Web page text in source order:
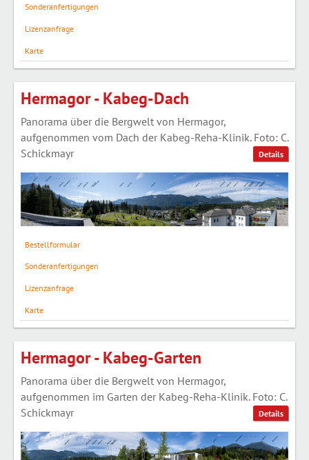
Sonderanfertigungen
Lizenzanfrage
Karte
Details
Hermagor - Kabeg-Dach
Panorama über die Bergwelt von Hermagor,
aufgenommen vom Dach der Kabeg-Reha-Klinik. Foto: C.
Schickmayr
Bestellformular
Sonderanfertigungen
Lizenzanfrage
Karte
Details
Hermagor - Kabeg-Garten
Panorama über die Bergwelt von Hermagor,
aufgenommen im Garten der Kabeg-Reha-Klinik. Foto: C.
Schickmayr